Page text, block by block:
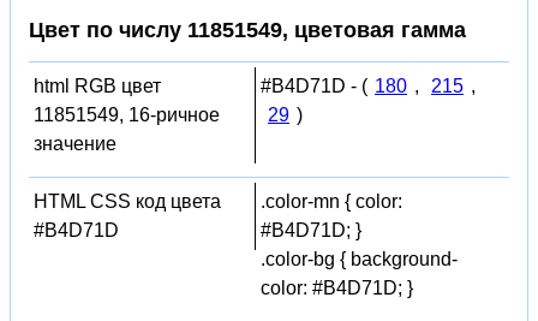
Цвет по числу 11851549, цветовая гамма
html RGB цвет
11851549, 16-ричное
значение
#B4D71D - ( 180 , 215 ,
29 )
HTML CSS код цвета
#B4D71D
.color-mn { color:
#B4D71D; }
.color-bg { background-
color: #B4D71D; }